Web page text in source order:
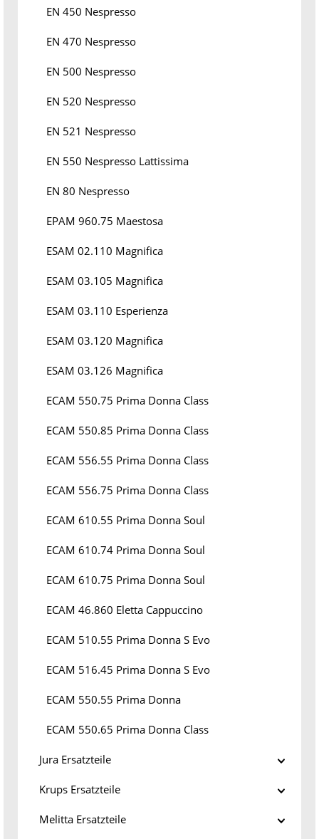
EN 450 Nespresso
EN 470 Nespresso
EN 500 Nespresso
EN 520 Nespresso
EN 521 Nespresso
EN 550 Nespresso Lattissima
EN 80 Nespresso
EPAM 960.75 Maestosa
ESAM 02.110 Magnifica
ESAM 03.105 Magnifica
ESAM 03.110 Esperienza
ESAM 03.120 Magnifica
ESAM 03.126 Magnifica
ECAM 550.75 Prima Donna Class
ECAM 550.85 Prima Donna Class
ECAM 556.55 Prima Donna Class
ECAM 556.75 Prima Donna Class
ECAM 610.55 Prima Donna Soul
ECAM 610.74 Prima Donna Soul
ECAM 610.75 Prima Donna Soul
ECAM 46.860 Eletta Cappuccino
ECAM 510.55 Prima Donna S Evo
ECAM 516.45 Prima Donna S Evo
ECAM 550.55 Prima Donna
ECAM 550.65 Prima Donna Class
Jura Ersatzteile
Krups Ersatzteile
Melitta Ersatzteile